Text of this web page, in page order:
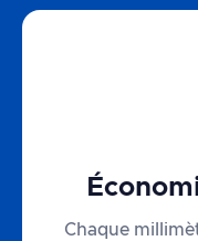
Chaque